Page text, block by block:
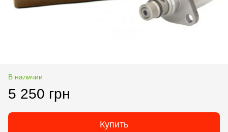
В наличии
5 250 грн
Купить